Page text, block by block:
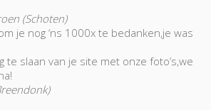
(Schoten)
je nog ‘ns 1000x te bedanken,je was
te slaan van je site met onze foto’s,we